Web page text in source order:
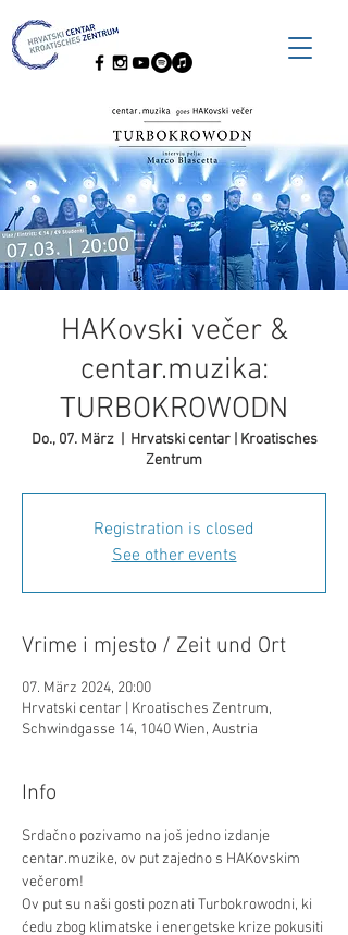
HAKovski večer &
centar.muzika:
TURBOKROWODN
Do., 07. März
  |
Hrvatski centar | Kroatisches
Zentrum
Registration is closed
See other events
Vrime i mjesto / Zeit und Ort
07. März 2024, 20:00
Hrvatski centar | Kroatisches Zentrum,
Schwindgasse 14, 1040 Wien, Austria
Info
Srdačno pozivamo na još jedno izdanje
centar.muzike, ov put zajedno s HAKovskim
večerom!
Ov put su naši gosti poznati Turbokrowodni, ki
ćedu zbog klimatske i energetske krize pokusiti